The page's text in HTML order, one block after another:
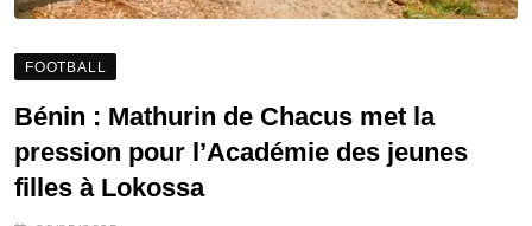
FOOTBALL
Bénin : Mathurin de Chacus met la
pression pour l’Académie des jeunes
filles à Lokossa